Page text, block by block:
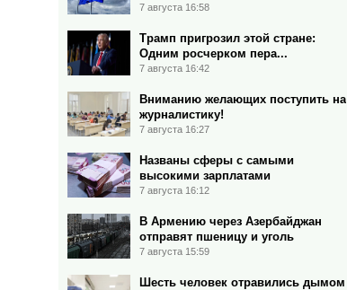
7 августа 16:58
Трамп пригрозил этой стране:
Одним росчерком пера...
7 августа 16:42
Вниманию желающих поступить на
журналистику!
7 августа 16:27
Названы сферы с самыми
высокими зарплатами
7 августа 16:12
В Армению через Азербайджан
отправят пшеницу и уголь
7 августа 15:59
Шесть человек отравились дымом